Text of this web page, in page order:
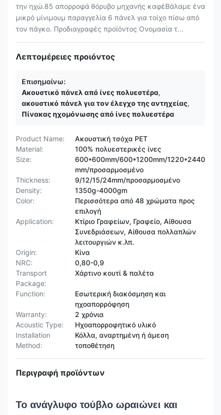
την ηχώ.85 απορροφά θόρυβο μηχανής καφέΒάλαμε ένα
μικρό μίνιμουμ παραγγελία 6 πάνελ για τοίχο πίσω από
τον πάγκο. Προδιαγραφές προϊόντος Ονομασία τ...
Λεπτομέρειες προιόντος
Επισημαίνω:
Ακουστικό πάνελ από ίνες πολυεστέρα,
ακουστικό πάνελ για τον έλεγχο της αντηχείας,
Πίνακας ηχομόνωσης από ίνες πολυεστέρα
Product Name:
Ακουστική τσόχα PET
Material:
100% πολυεστερικές ίνες
Size:
600*600mm/600*1200mm/1220*2440
mm/προσαρμοσμένο
Thickness:
9/12/15/24mm/προσαρμοσμένο
Density:
1350g-4000gm
Color:
Περισσότερα από 48 χρώματα προς
επιλογή
Application:
Κτίριο Γραφείων, Γραφείο, Αίθουσα
Συνεδριάσεων, Αίθουσα πολλαπλών
λειτουργιών κ.λπ.
Origin:
Κίνα
NRC:
0,80-0,9
Transport
Package:
Χάρτινο κουτί & παλέτα
Function:
Εσωτερική διακόσμηση και
ηχοαπορρόφηση
Warranty:
2 χρόνια
Acoustic Type:
Ηχοαπορροφητικό υλικό
Installation
Method:
Κόλλα, αναρτημένη ή άμεση
τοποθέτηση
Περιγραφή προϊόντων
Το ανάγλυφο τούβλο ωραιώνει και